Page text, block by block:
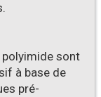
sont
à base de
pré-